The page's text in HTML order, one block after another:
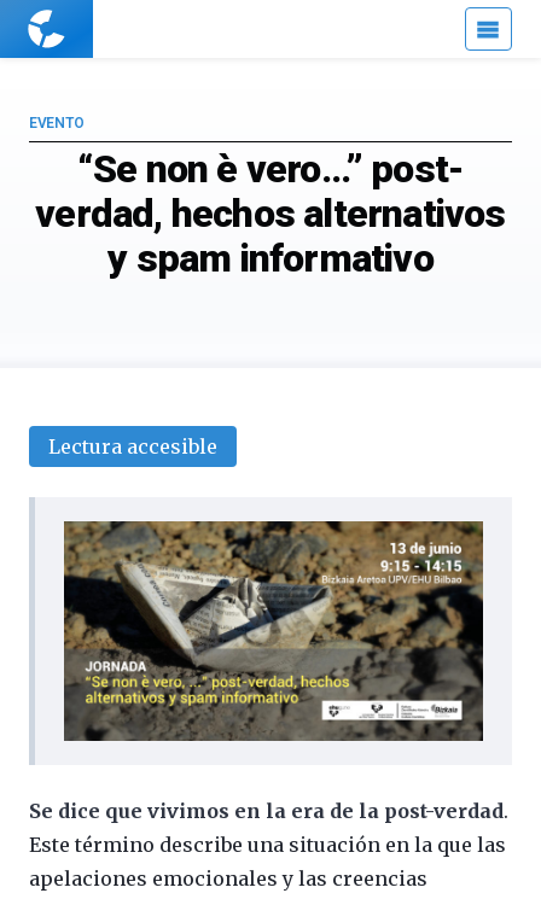
Cuaderno
“Se non è vero…” post-
verdad, hechos alternativos
y spam informativo
EVENTO
Lectura accesible
Se dice que vivimos en la era de la post-verdad.
Este término describe una situación en la que las
apelaciones emocionales y las creencias